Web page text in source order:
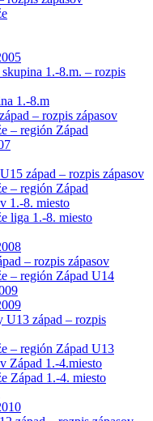
1.-8.m. – rozpis
1.-8.m
– rozpis zápasov
– región Západ
západ – rozpis zápasov
– región Západ
1.-8. miesto
liga 1.-8. miesto
– rozpis zápasov
– región Západ U14
U13 západ – rozpis
– región Západ U13
Západ 1.-4.miesto
Západ 1.-4. miesto